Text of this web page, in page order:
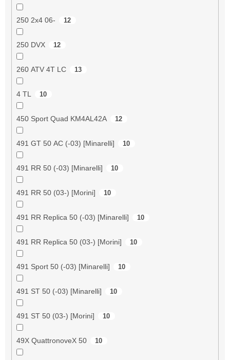
250 2x4 06- 12
250 DVX 12
260 ATV 4T LC 13
4 TL 10
450 Sport Quad KM4AL42A 12
491 GT 50 AC (-03) [Minarelli] 10
491 RR 50 (-03) [Minarelli] 10
491 RR 50 (03-) [Morini] 10
491 RR Replica 50 (-03) [Minarelli] 10
491 RR Replica 50 (03-) [Morini] 10
491 Sport 50 (-03) [Minarelli] 10
491 ST 50 (-03) [Minarelli] 10
491 ST 50 (03-) [Morini] 10
49X QuattronoveX 50 10